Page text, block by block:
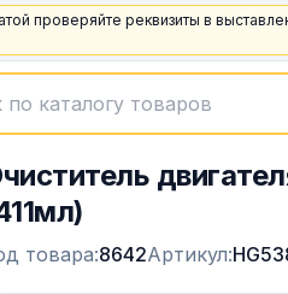
проверяйте реквизиты в
товара:8642Артикул: